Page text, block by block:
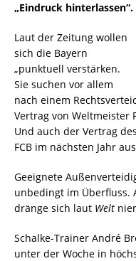
„Eindruck hinterlassen“.
Laut der Zeitung wollen
sich die Bayern
„punktuell verstärken.
Sie suchen vor allem
nach einem
Vertrag von Weltmeister
Und auch der Vertrag
FCB im nächsten Jahr
Geeignete
unbedingt im Überfluss.
dränge sich laut Welt
Schalke-Trainer André
unter der Woche in